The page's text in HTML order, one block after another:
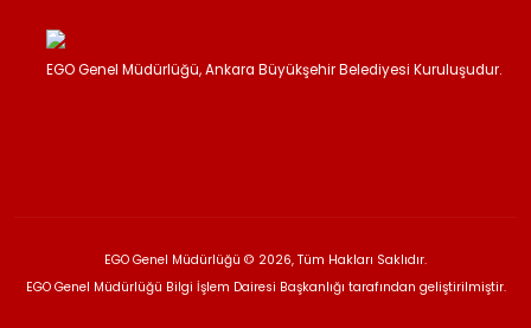
EGO Genel Müdürlüğü, Ankara Büyükşehir Belediyesi Kuruluşudur.
EGO Genel Müdürlüğü © 2026, Tüm Hakları Saklıdır.
EGO Genel Müdürlüğü Bilgi İşlem Dairesi Başkanlığı tarafından geliştirilmiştir.